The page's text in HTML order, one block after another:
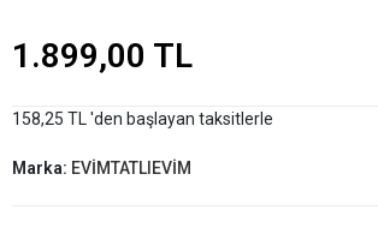
1.899,00 TL
158,25 TL 'den başlayan taksitlerle
Marka: EVİMTATLIEVİM